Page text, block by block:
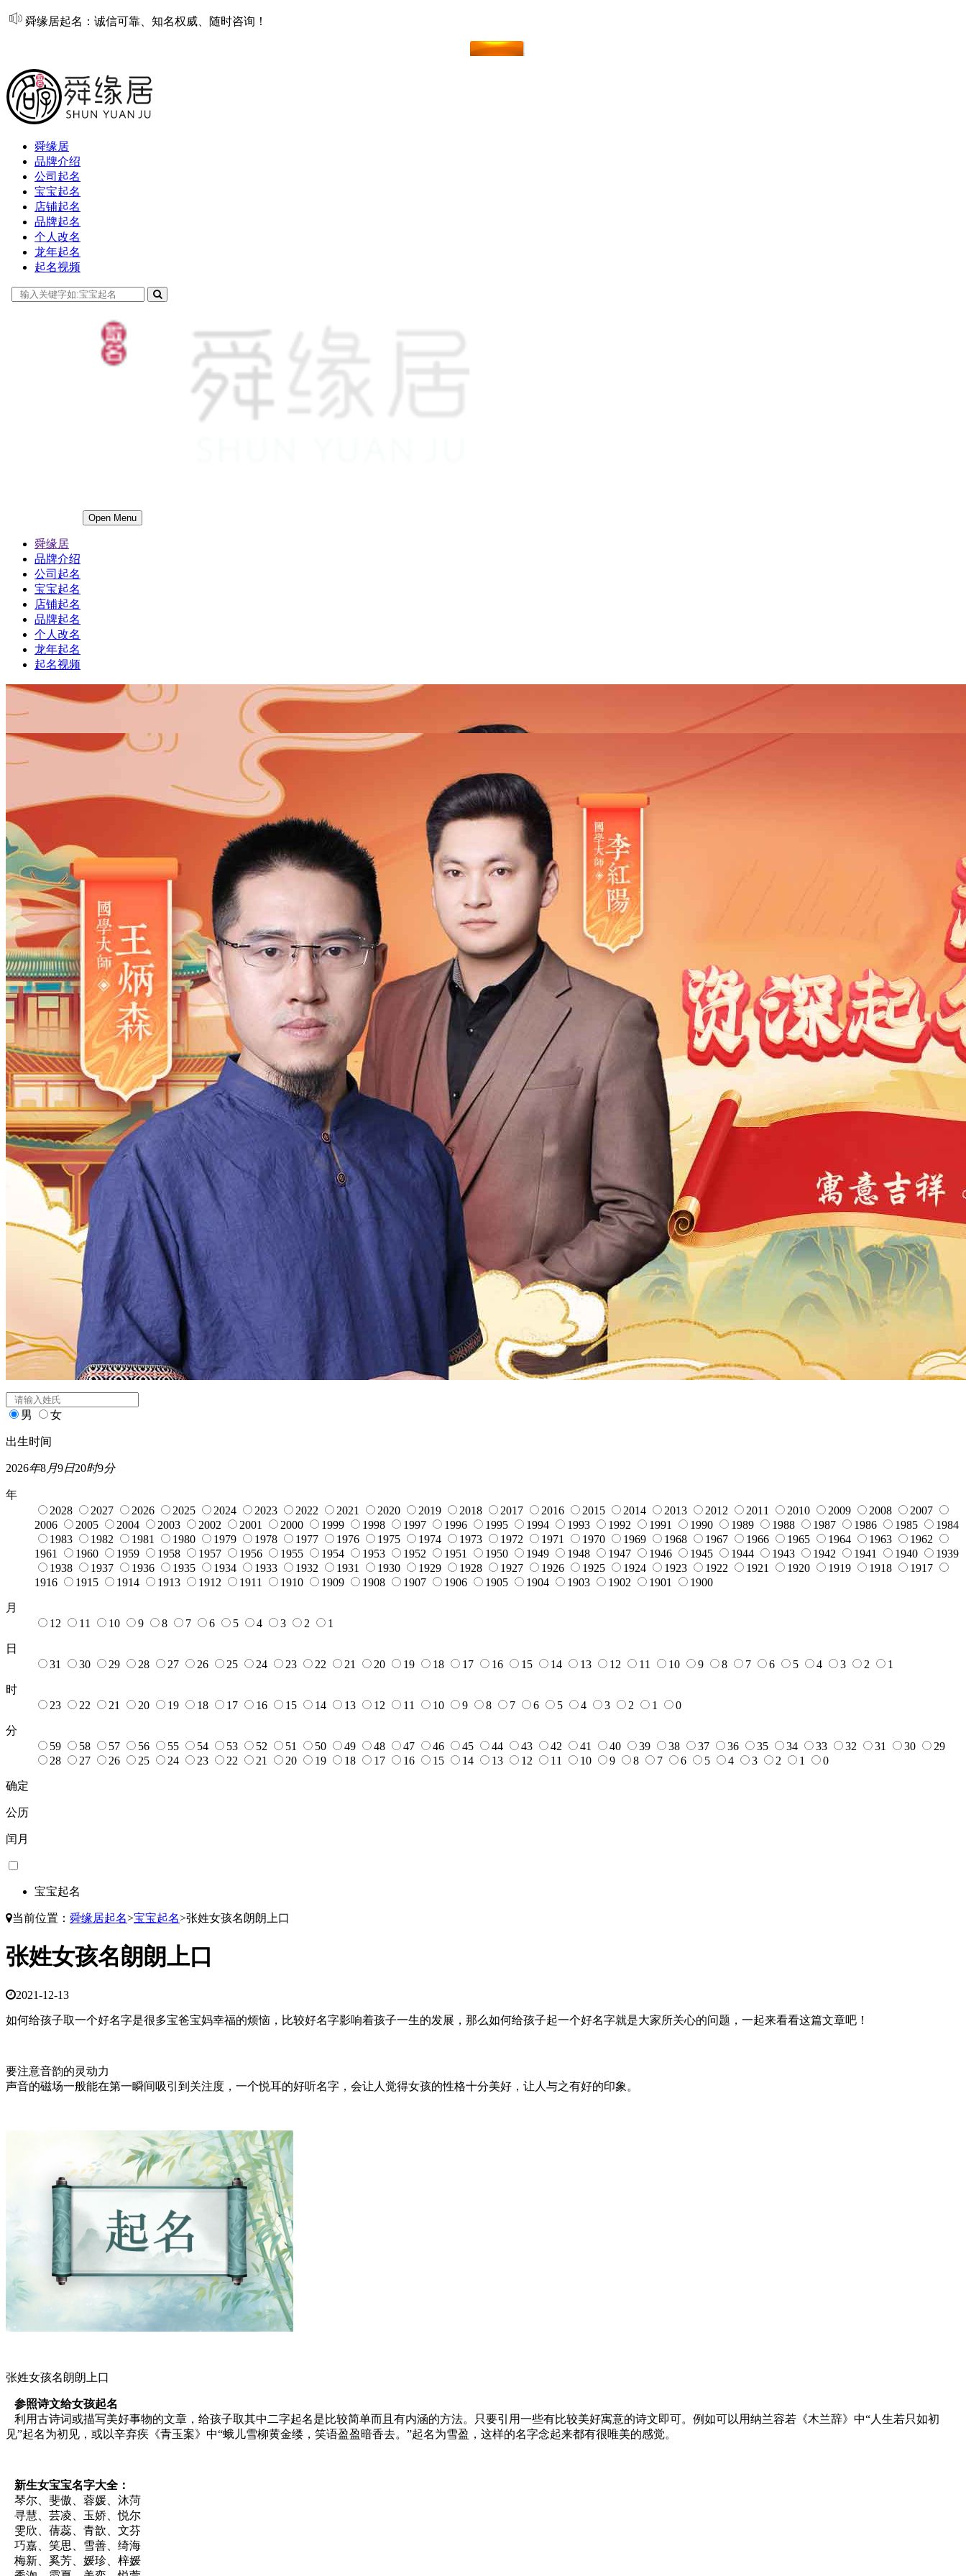
舜缘居起名：诚信可靠、知名权威、随时咨询！
舜缘居
品牌介绍
公司起名
宝宝起名
店铺起名
品牌起名
个人改名
龙年起名
起名视频
Open Menu
舜缘居
品牌介绍
公司起名
宝宝起名
店铺起名
品牌起名
个人改名
龙年起名
起名视频
男
男 女
出生时间
2026年 日20 时9分
年
2028
2027 2026 2025 2024 2023 2022 2021 2020 2019 2018 2017 2016 2012
2007
2006
2005 2004 2003 2002 1998 1997 1996 1995 1994 1993 1992 1990 1989 1988 1987 1986 1985
1984
1983
1982 1981 1980 1979 1977 1975 1974 1973 1972 1971 1969 1968 1967 1966 1965 1964 1963
1962
1961
1960 1959 1958 1957 1955 1954 1953 1952 1951 1950 1948 1947 1946 1945 1944 1943 1942 1941 1940
1939
1938
1937 1936 1935 1934 1933 1932 1931 1929 1928 1927 1926 1924 1923 1922 1921 1920 1919 1918
1917
1915 1914 1913 1911 1910 1909 1908 1907 1906 1905 1902 1901 1900
月
12
11 10 9 8 7 6 4 3 2 1
日
31
30 29 28 27 26 25 24 23 19 18 17 9 7 6 5 4 1
时
23
22 21 20 19 18 17 16 14 13 11 8
59
58 56 52 51 50 49 48 45 40 39 38 37 33 32 31 30
29
28
27 25 24 22 21 14 9 8 6 2 1 0
宝宝起名
*
男 女
出生时间
2026年8月9日20时9分
年
2028
2027 2026 2025 2024 2023 2022 2021 2020 2019 2018 2017 2016 2015 2014 2013 2012 2011 2010 2009 2008
2007
2006
2005 2004 2003 2002 2001 2000 1999 1998 1997 1996 1995 1994 1993 1992 1991 1990 1989 1988 1987 1986 1985
1984
1983
1982 1981 1980 1979 1978 1977 1976 1975 1974 1973 1972 1971 1970 1969 1968 1967 1966 1965 1964 1963
1962
1961
1960 1959 1958 1957 1956 1955 1954 1953 1952 1951 1950 1949 1948 1947 1946 1945 1944 1943 1942 1941 1940
1939
1938
1937 1936 1935 1934 1933 1932 1931 1930 1929 1928 1927 1926 1925 1924 1923 1922 1921 1920 1919 1918
1917
1916
1915 1914 1913 1912 1911 1910 1909 1908 1907 1906 1905 1904 1903 1902 1901 1900
月
12
11 10 9 8 7 6 5 4 3 2 1
日
31
30 29 28 27 26 25 24 23 22 21 20 19 18 17 16 15 14 13 12 11 10 9 8 7 6 5 4 3 2 1
时
23
22 21 20 19 18 17 16 15 14 13 12 11 10 9 8 7 6 5 4 3 2 1 0
分
59
58 57 56 55 54 53 52 51 50 49 48 47 46 45 44 43 42 41 40 39 38 37 36 35 34 33 32 31 30
29
28
27 26 25 24 23 22 21 20 19 18 17 16 15 14 13 12 11 10 9 8 7 6 5 4 3 2 1 0
确定
公历
闰月
宝宝起名
当前位置： 舜缘居起名>宝宝起名>张姓女孩名朗朗上口
张姓女孩名朗朗上口
2021-12-13
如何给孩子取一个好名字是很多宝爸宝妈幸福的烦恼，比较好名字影响着孩子一生的发展，那么如何给孩子起一个好名字就是大家所关心的问题，一起来看看这篇文章吧！
要注意音韵的灵动力
声音的磁场一般能在第一瞬间吸引到关注度，一个悦耳的好听名字，会让人觉得女孩的性格十分美好，让人与之有好的印象。
张姓女孩名朗朗上口
参照诗文给女孩起名
利用古诗词或描写美好事物的文章，给孩子取其中二字起名是比较简单而且有内涵的方法。只要引用一些有比较美好寓意的诗文即可。例如可以用纳兰容若《木兰辞》中“人生若只如初
见”起名为初见，或以辛弃疾《青玉案》中“蛾儿雪柳黄金缕，笑语盈盈暗香去。”起名为雪盈，这样的名字念起来都有很唯美的感觉。
新生女宝宝名字大全：
琴尔、斐傲、蓉媛、沐菏
寻慧、芸凌、玉娇、悦尔
雯欣、蒨蕊、青歆、文芬
巧嘉、笑思、雪善、绮海
梅新、奚芳、媛珍、梓媛